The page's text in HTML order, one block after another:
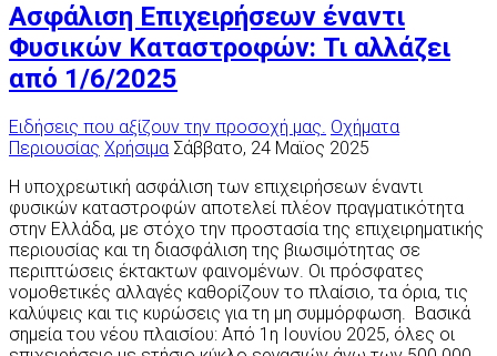
Ασφάλιση Επιχειρήσεων έναντι
Φυσικών Καταστροφών: Τι αλλάζει
από 1/6/2025
Ειδήσεις που αξίζουν την προσοχή μας. Οχήματα
Περιουσίας Χρήσιμα Σάββατο, 24 Μαϊος 2025
Η υποχρεωτική ασφάλιση των επιχειρήσεων έναντι
φυσικών καταστροφών αποτελεί πλέον πραγματικότητα
στην Ελλάδα, με στόχο την προστασία της επιχειρηματικής
περιουσίας και τη διασφάλιση της βιωσιμότητας σε
περιπτώσεις έκτακτων φαινομένων. Οι πρόσφατες
νομοθετικές αλλαγές καθορίζουν το πλαίσιο, τα όρια, τις
καλύψεις και τις κυρώσεις για τη μη συμμόρφωση. Βασικά
σημεία του νέου πλαισίου: Από 1η Ιουνίου 2025, όλες οι